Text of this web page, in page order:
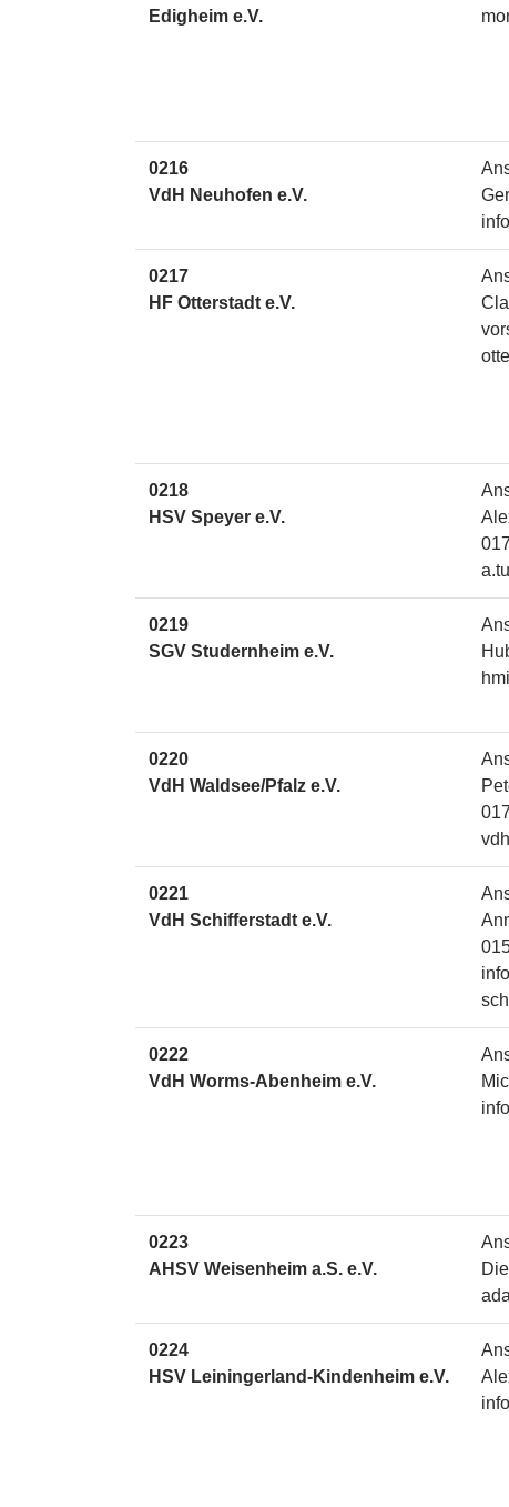
Edigheim e.V.
0216
VdH Neuhofen e.V.
0217
HF Otterstadt e.V.
0218
HSV Speyer e.V.
0219
SGV Studernheim e.V.
0220
VdH Waldsee/Pfalz e.V.
0221
VdH Schifferstadt e.V.
0222
VdH Worms-Abenheim e.V.
0223
AHSV Weisenheim a.S. e.V.
0224
HSV Leiningerland-Kindenheim e.V.